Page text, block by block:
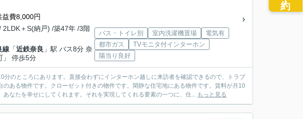
益費8,000円
2LDK＋S(納戸) /築47年 /3階
線 「近鉄奈良 」駅 バス8分 奈
」 停歩5分
バス・トイレ別 室内洗濯機置場
電気有
都市ガス
TVモニタ付インターホン
陽当り良好
のところにあります。直接会わずにインターホン越しに来訪者を確認できるので、トラブ
ある物件です。クローゼット付きの物件です。閑静な住宅地にある物件です。賃料が月10
なたを幸せにしてくれます。それを実現してくれる要素の一つに、住... もっと見る